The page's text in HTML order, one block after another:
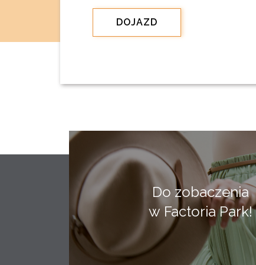
DOJAZD
Do zobaczenia
w Factoria Park!